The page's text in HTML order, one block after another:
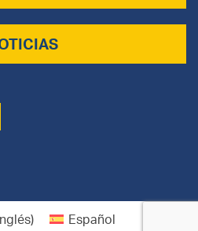
) Español